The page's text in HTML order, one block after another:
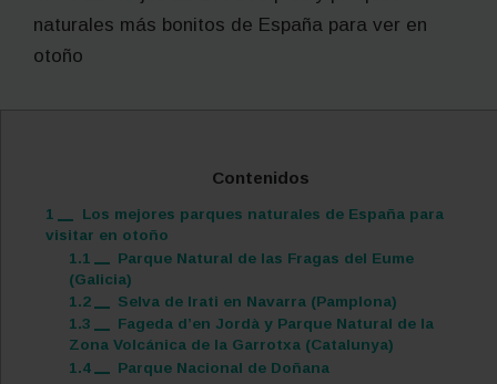
naturales más bonitos de España para ver en
otoño
Contenidos
1
Los mejores parques naturales de España para
visitar en otoño
1.1
Parque Natural de las Fragas del Eume
(Galicia)
1.2
Selva de Irati en Navarra (Pamplona)
1.3
Fageda d’en Jordà y Parque Natural de la
Zona Volcánica de la Garrotxa (Catalunya)
1.4
Parque Nacional de Doñana